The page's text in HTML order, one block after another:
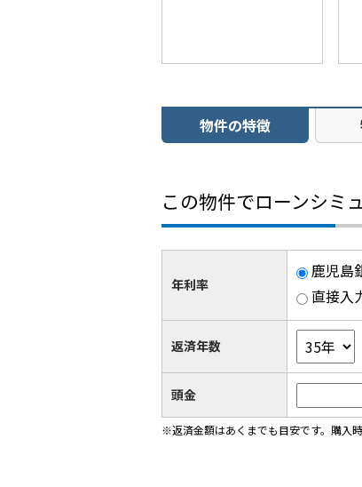
物件の特徴
この物件でローンシミ
年利率
鹿児島
直接入
返済年数
頭金
※返済金額はあくまでも目安です。購入